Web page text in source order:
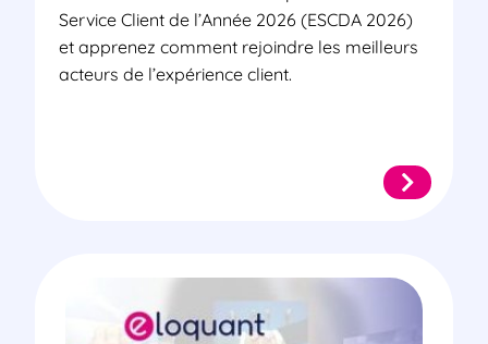
Service Client de l’Année 2026 (ESCDA 2026)
et apprenez comment rejoindre les meilleurs
acteurs de l’expérience client.